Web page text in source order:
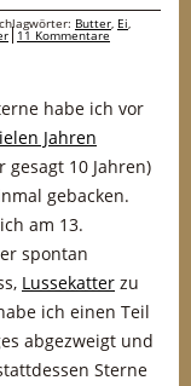
Butter, Ei,
11 Kommentare
habe ich vor
Jahren
gesagt 10 Jahren)
gebacken.
am 13.
spontan
Lussekatter zu
ich einen Teil
abgezweigt und
Sterne